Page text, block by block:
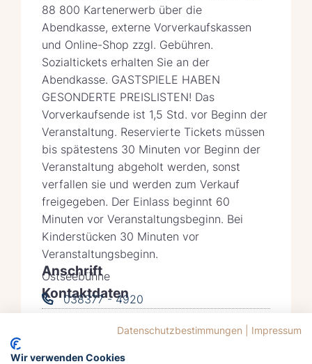
88 800 Kartenerwerb über die
Abendkasse, externe Vorverkaufskassen
und Online-Shop zzgl. Gebühren.
Sozialtickets erhalten Sie an der
Abendkasse. GASTSPIELE HABEN
GESONDERTE PREISLISTEN! Das
Vorverkaufsende ist 1,5 Std. vor Beginn der
Veranstaltung. Reservierte Tickets müssen
bis spätestens 30 Minuten vor Beginn der
Veranstaltung abgeholt werden, sonst
verfallen sie und werden zum Verkauf
freigegeben. Der Einlass beginnt 60
Minuten vor Veranstaltungsbeginn. Bei
Kinderstücken 30 Minuten vor
Veranstaltungsbeginn.
Anschrift
Ostseebühne
Kontaktdaten
038377 - 4920
info@kv-zinnowitz.deDatenschutzbestimmungen Impressum
Wir verwenden Cookies